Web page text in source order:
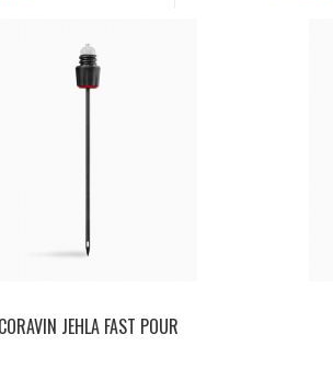
CORAVIN JEHLA FAST POUR